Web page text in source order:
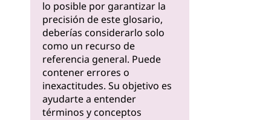
lo posible por garantizar la
precisión de este glosario,
deberías considerarlo solo
como un recurso de
referencia general. Puede
contener errores o
inexactitudes. Su objetivo es
ayudarte a entender
términos y conceptos